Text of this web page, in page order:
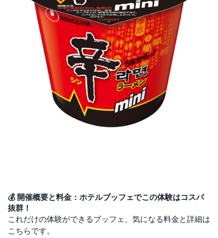
💰 開催概要と料金：ホテルブッフェでこの体験はコスパ
抜群！
これだけの体験ができるブッフェ、気になる料金と詳細は
こちらです。